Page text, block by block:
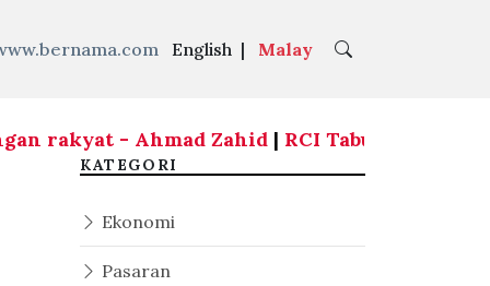
English | Malay
- Ahmad Zahid|RCI Tabung Haji:
KATEGORI
Ekonomi
Pasaran